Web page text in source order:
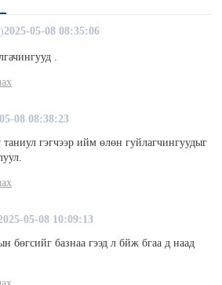
2025-05-08 08:35:06
.
08 08:38:23
таниул гэгчээр ийм өлөн гуйлагчингуудыг
05-08 10:09:13
бөгсийг базнаа гээд л бйж бгаа д наад